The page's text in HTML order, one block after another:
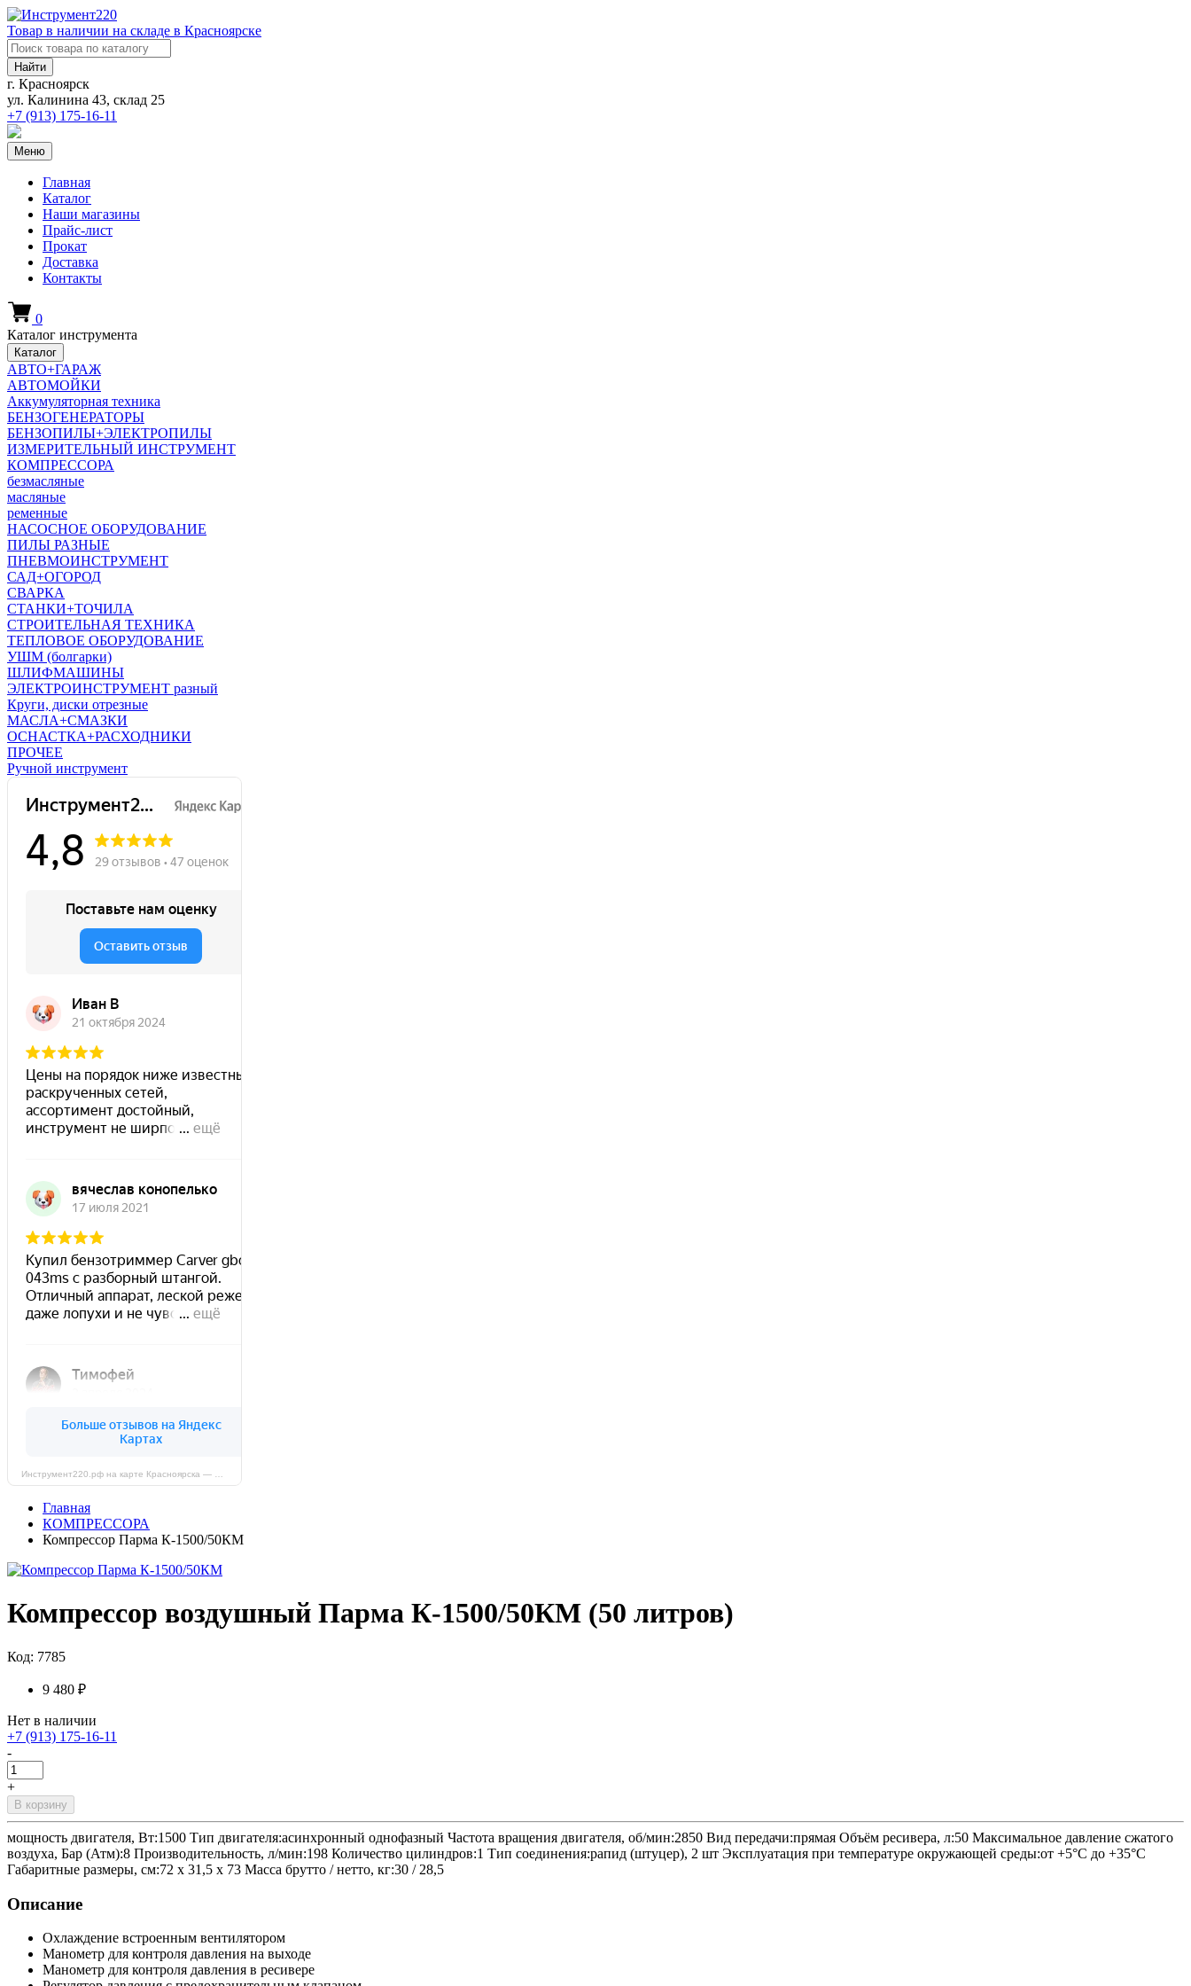
Товар в наличии на складе в Красноярске
Найти
г. Красноярск
ул. Калинина 43, склад 25
+7 (913) 175-16-11
Меню
Главная
Каталог
Наши магазины
Прайс-лист
Прокат
Доставка
Контакты
0
Каталог инструмента
Каталог
АВТО+ГАРАЖ
АВТОМОЙКИ
Аккумуляторная техника
БЕНЗОГЕНЕРАТОРЫ
БЕНЗОПИЛЫ+ЭЛЕКТРОПИЛЫ
ИЗМЕРИТЕЛЬНЫЙ ИНСТРУМЕНТ
КОМПРЕССОРА
безмасляные
масляные
ременные
НАСОСНОЕ ОБОРУДОВАНИЕ
ПИЛЫ РАЗНЫЕ
ПНЕВМОИНСТРУМЕНТ
САД+ОГОРОД
СВАРКА
СТАНКИ+ТОЧИЛА
СТРОИТЕЛЬНАЯ ТЕХНИКА
ТЕПЛОВОЕ ОБОРУДОВАНИЕ
УШМ (болгарки)
ШЛИФМАШИНЫ
ЭЛЕКТРОИНСТРУМЕНТ разный
Круги, диски отрезные
МАСЛА+СМАЗКИ
ОСНАСТКА+РАСХОДНИКИ
ПРОЧЕЕ
Ручной инструмент
Главная
КОМПРЕССОРА
Компрессор Парма К-1500/50КМ
Компрессор воздушный Парма К-1500/50КМ (50 литров)
Код: 7785
9 480 ₽
Нет в наличии
+7 (913) 175-16-11
-
+
В корзину
мощность двигателя, Вт:1500 Тип двигателя:асинхронный однофазный Частота вращения двигателя, об/мин:2850 Вид передачи:прямая Объём ресивера, л:50 Максимальное давление сжатого
воздуха, Бар (Атм):8 Производительность, л/мин:198 Количество цилиндров:1 Тип соединения:рапид (штуцер), 2 шт Эксплуатация при температуре окружающей среды:от +5°С до +35°С
Габаритные размеры, см:72 х 31,5 х 73 Масса брутто / нетто, кг:30 / 28,5
Описание
Охлаждение встроенным вентилятором
Манометр для контроля давления на выходе
Манометр для контроля давления в ресивере